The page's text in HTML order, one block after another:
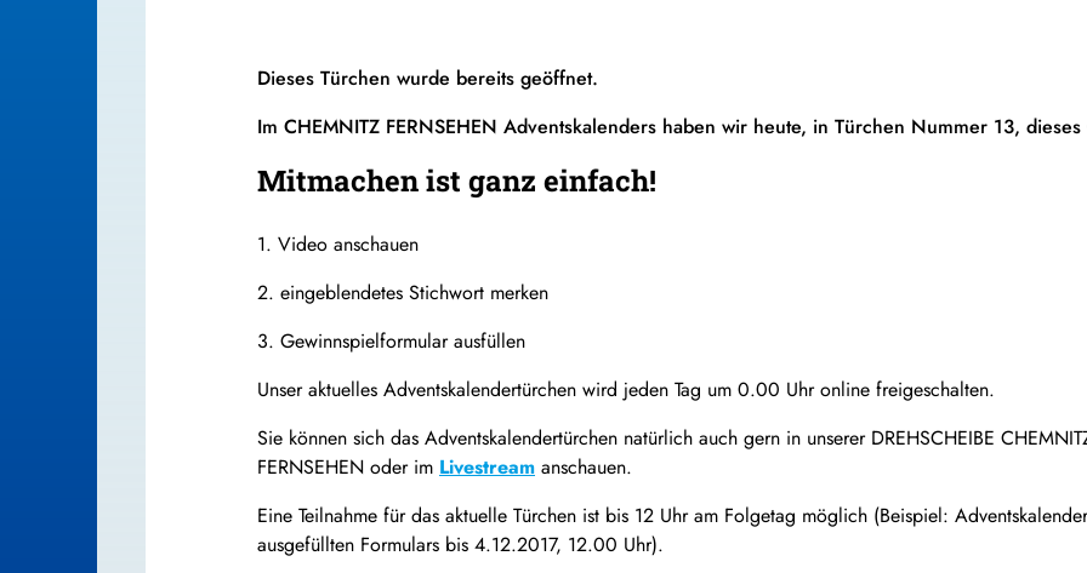
Dieses Türchen wurde bereits geöffnet.
Im CHEMNITZ FERNSEHEN Adventskalenders haben wir heute, in Türchen Nummer 13,
Mitmachen ist ganz einfach!
1. Video anschauen
2. eingeblendetes Stichwort merken
3. Gewinnspielformular ausfüllen
Unser aktuelles Adventskalendertürchen wird jeden Tag um 0.00 Uhr online freigeschalten.
Sie können sich das Adventskalendertürchen natürlich auch gern in unserer DREHSCHEIBE
FERNSEHEN oder im Livestream anschauen.
Eine Teilnahme für das aktuelle Türchen ist bis 12 Uhr am Folgetag möglich (Beispiel:
ausgefüllten Formulars bis 4.12.2017, 12.00 Uhr).